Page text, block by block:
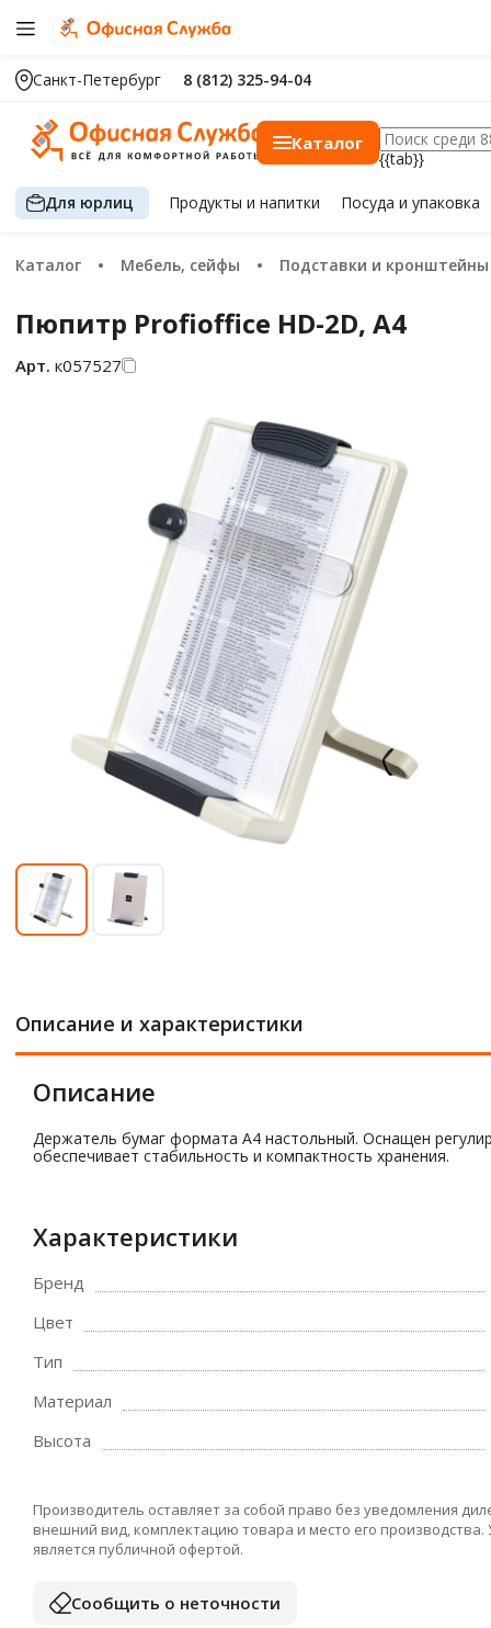
Санкт-Петербург 8 (812) 325-94-04
Каталог
{{tab}}
Для юрлиц Продуктыи напитки Посуда и упаковка
Каталог Мебель, сейфы Подставки и кронштейны
Пюпитр Profioffice HD-2D, А4
Арт. к057527
Описание и характеристики
Описание
Держатель бумаг формата А4 настольный. Оснащен
обеспечивает стабильность и компактность хранения.
Характеристики
Бренд
Цвет
Тип
Материал
Высота
Производитель оставляет за собой право без уведомления
внешний вид, комплектацию товара и место его
является публичной офертой.
Сообщить о неточности